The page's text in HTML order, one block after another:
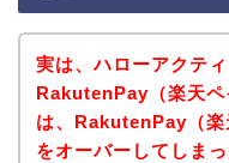
実は、ハローアクテ
RakutenPay（楽天ペ
は、RakutenPay（
をオーバーしてしま